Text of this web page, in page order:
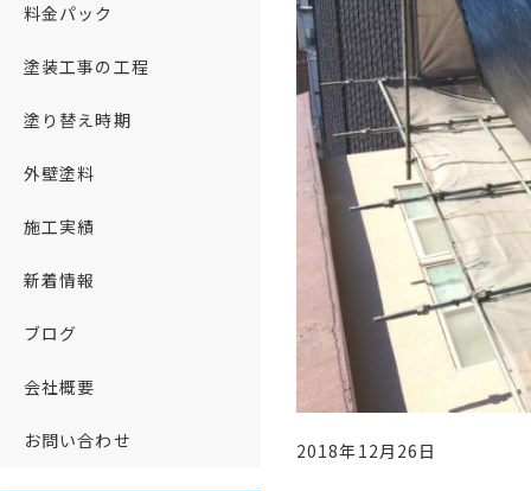
2018年12月26日
料金パック
塗装工事の工程
塗り替え時期
外壁塗料
施工実績
新着情報
ブログ
会社概要
お問い合わせ